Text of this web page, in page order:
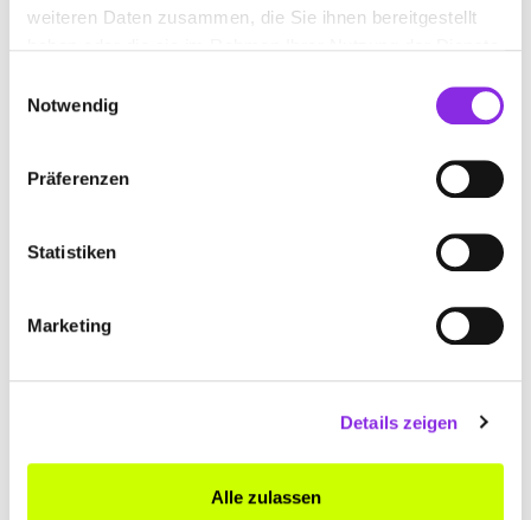
weiteren Daten zusammen, die Sie ihnen bereitgestellt
Notwendig
Präferenzen
Statistiken
Marketing
Details zeigen
Alle zulassen
KREUZWERTHEIM
LAUDA-KÖNIGSHOFEN
WITTIGHAUSEN
DIEHM-BAU GMBH